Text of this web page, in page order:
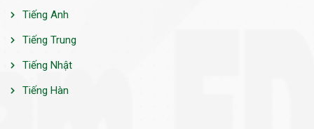
Tiếng Anh
Tiếng Trung
Tiếng Nhật
Tiếng Hàn